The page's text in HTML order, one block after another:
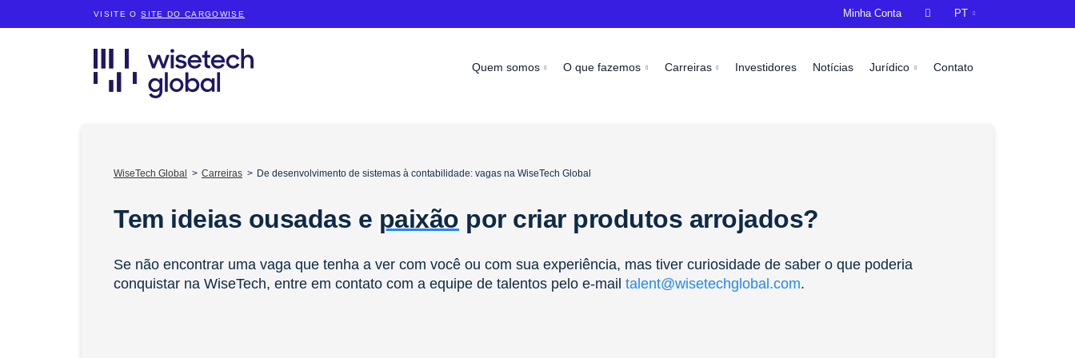
VISITE OSITE DO CARGOWISE
Quem somos O que fazemos Carreiras Investidores Notícias Jurídico Contato
Minha Conta  PT
WiseTech Global Carreiras De desenvolvimento de sistemas à contabilidade: vagas na WiseTech Global
Tem ideias ousadas e paixão por criar produtos arrojados?
Se não encontrar uma vaga que tenha a ver com você ou com sua experiência, mas tiver curiosidade de saber o que poderia
conquistar na WiseTech, entre em contato com a equipe de talentos pelo e-mail talent@wisetechglobal.com.